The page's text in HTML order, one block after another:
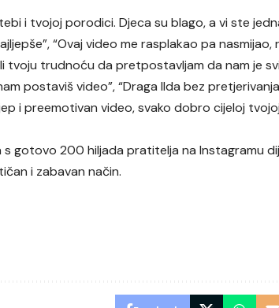
i tvojoj porodici. Djeca su blago, a vi ste
“Ovaj video me rasplakao pa nasmijao,
tvoju trudnoću da pretpostavljam da nam je
postaviš video”, “Draga Ilda bez
i preemotivan video, svako dobro cijeloj
s gotovo 200 hiljada pratitelja na Instagramu
i zabavan način.